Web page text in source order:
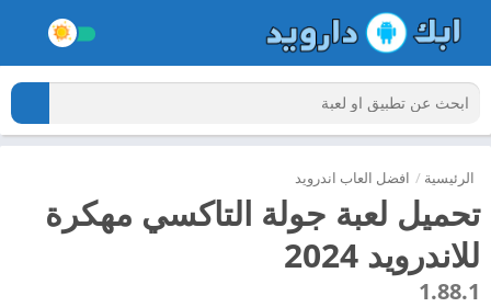
الرئيسية / افضل العاب اندرويد
تحميل لعبة جولة التاكسي مهكرة
للاندرويد 2024
1.88.1